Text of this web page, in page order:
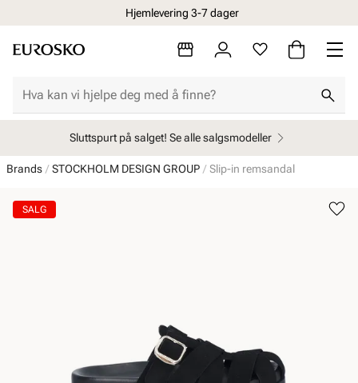
Hjemlevering 3-7 dager
Sluttspurt på salget! Se alle salgsmodeller
Brands STOCKHOLM DESIGN GROUP Slip-in remsandal
SALG